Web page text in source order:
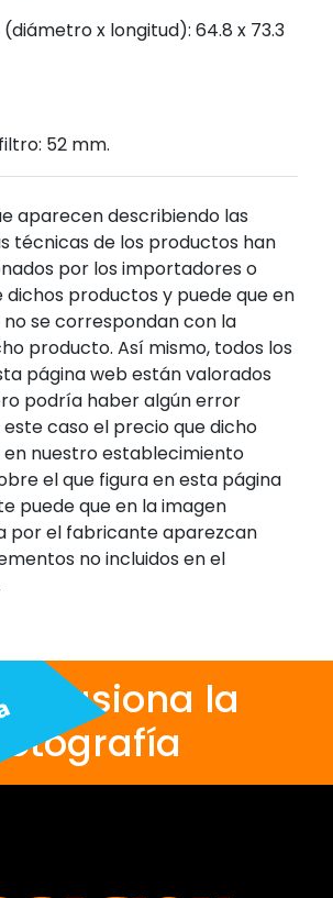
x longitud): 64.8 x 73.3
52 mm.
aparecen describiendo las
técnicas de los productos han
por los importadores o
productos y puede que en
se correspondan con la
producto. Así mismo, todos los
página web están valorados
podría haber algún error
caso el precio que dicho
nuestro establecimiento
el que figura en esta página
puede que en la imagen
por el fabricante aparezcan
no incluidos en el
apasiona la
fotografía